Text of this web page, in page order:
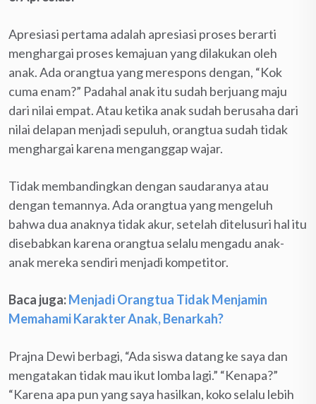
Apresiasi pertama adalah apresiasi proses berarti
menghargai proses kemajuan yang dilakukan oleh
anak. Ada orangtua yang merespons dengan, “Kok
cuma enam?” Padahal anak itu sudah berjuang maju
dari nilai empat. Atau ketika anak sudah berusaha dari
nilai delapan menjadi sepuluh, orangtua sudah tidak
menghargai karena menganggap wajar.
Tidak membandingkan dengan saudaranya atau
dengan temannya. Ada orangtua yang mengeluh
bahwa dua anaknya tidak akur, setelah ditelusuri hal itu
disebabkan karena orangtua selalu mengadu anak-
anak mereka sendiri menjadi kompetitor.
Baca juga:Menjadi Orangtua Tidak Menjamin
Memahami Karakter Anak, Benarkah?
Prajna Dewi berbagi, “Ada siswa datang ke saya dan
mengatakan tidak mau ikut lomba lagi.” “Kenapa?”
“Karena apa pun yang saya hasilkan, koko selalu lebih